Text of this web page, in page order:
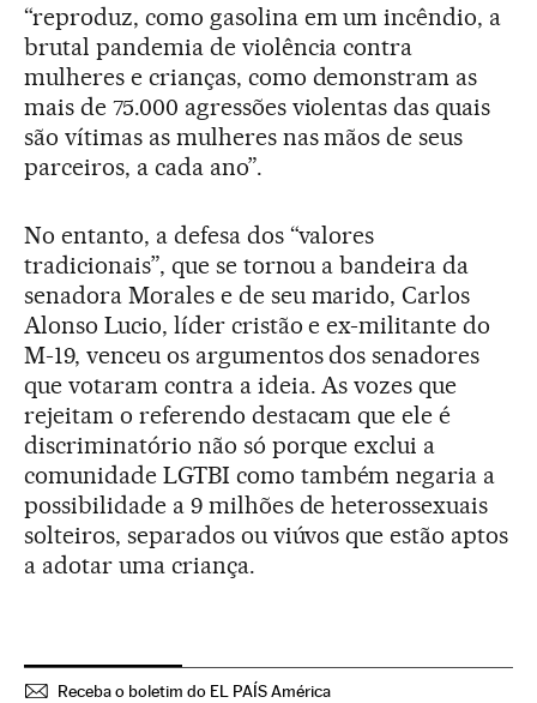
“reproduz, como gasolina em um incêndio, a
brutal pandemia de violência contra
mulheres e crianças, como demonstram as
mais de 75.000 agressões violentas das quais
são vítimas as mulheres nas mãos de seus
parceiros, a cada ano”.
No entanto, a defesa dos “valores
tradicionais”, que se tornou a bandeira da
senadora Morales e de seu marido, Carlos
Alonso Lucio, líder cristão e ex-militante do
M-19, venceu os argumentos dos senadores
que votaram contra a ideia. As vozes que
rejeitam o referendo destacam que ele é
discriminatório não só porque exclui a
comunidade LGTBI como também negaria a
possibilidade a 9 milhões de heterossexuais
solteiros, separados ou viúvos que estão aptos
a adotar uma criança.
Receba o boletim do EL PAÍS América